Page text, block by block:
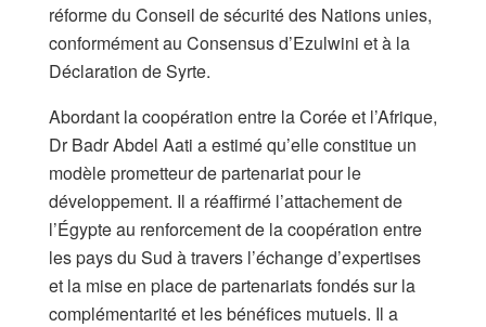
réforme du Conseil de sécurité des Nations unies,
conformément au Consensus d’Ezulwini et à la
Déclaration de Syrte.
Abordant la coopération entre la Corée et l’Afrique,
Dr Badr Abdel Aati a estimé qu’elle constitue un
modèle prometteur de partenariat pour le
développement. Il a réaffirmé l’attachement de
l’Égypte au renforcement de la coopération entre
les pays du Sud à travers l’échange d’expertises
et la mise en place de partenariats fondés sur la
complémentarité et les bénéfices mutuels. Il a